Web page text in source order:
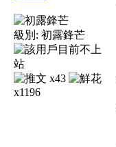
級別: 初露鋒芒
x43
x1196